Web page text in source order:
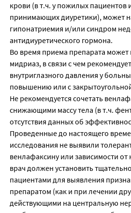
крови (в т.ч. у пожилых пациентов
принимающих диуретики), может
гипонатриемия и/или синдром
антидиуретического гормона.
Во время приема препарата может
мидриаз, в связи с чем
внутриглазного давления у
повышению или с
Не рекомендуется сочетать
снижающими массу тела (в т.ч.
отсутствия данных об
Проведенные до настоящего
исследования не выявили
венлафаксину или зависимости от
врач должен установить
пациентами для выявления
препаратом (как и при лечении
действующими на центральную